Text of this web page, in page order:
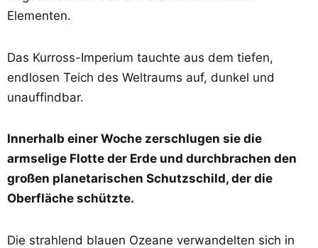
Elementen.
Das Kurross-Imperium tauchte aus dem tiefen,
endlosen Teich des Weltraums auf, dunkel und
unauffindbar.
Innerhalb einer Woche zerschlugen sie die
armselige Flotte der Erde und durchbrachen den
großen planetarischen Schutzschild, der die
Oberfläche schützte.
Die strahlend blauen Ozeane verwandelten sich in